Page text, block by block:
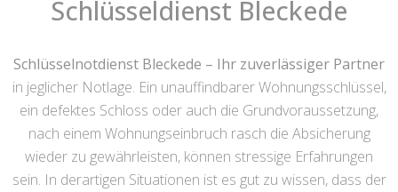
Schlüsseldienst Bleckede
Schlüsselnotdienst Bleckede – Ihr zuverlässiger Partner
in jeglicher Notlage. Ein unauffindbarer Wohnungsschlüssel,
ein defektes Schloss oder auch die Grundvoraussetzung,
nach einem Wohnungseinbruch rasch die Absicherung
wieder zu gewährleisten, können stressige Erfahrungen
sein. In derartigen Situationen ist es gut zu wissen, dass der